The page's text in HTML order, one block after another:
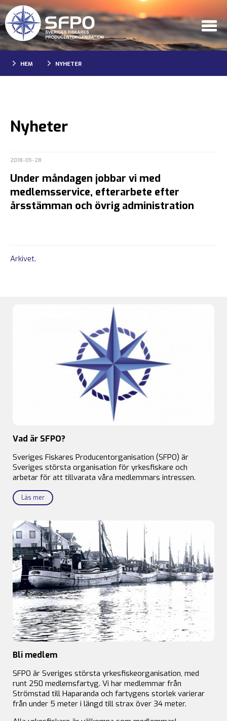
HEM NYHETER
Nyheter
2018-05-28
Under måndagen jobbar vi med
medlemsservice, efterarbete efter
årsstämman och övrig administration
Arkivet.
Vad är SFPO?
Sveriges Fiskares Producentorganisation (SFPO) är
Sveriges största organisation för yrkesfiskare och
arbetar för att tillvarata våra medlemmars intressen.
Läs mer
Bli medlem
SFPO är Sveriges största yrkesfiskeorganisation, med
runt 250 medlemsfartyg. Vi har medlemmar från
Strömstad till Haparanda och fartygens storlek varierar
från under 5 meter i längd till strax över 34 meter.